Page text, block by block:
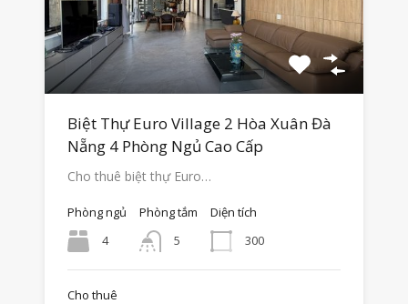
Biệt Thự Euro Village 2 Hòa Xuân Đà
Nẵng 4 Phòng Ngủ Cao Cấp
Cho thuê biệt thự Euro…
Phòng ngủ
4
Phòng tắm
5
Diện tích
300
Cho thuê